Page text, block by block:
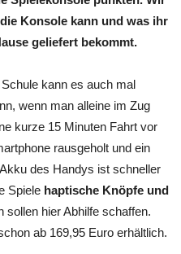
Konsole kann und was ihr
geliefert bekommt.
kann es auch mal
wenn man alleine im Zug
kurze 15 Minuten Fahrt vor
rausgeholt und ein
des Handys ist schneller
Spiele haptische Knöpfe und
sollen hier Abhilfe schaffen.
ab 169,95 Euro erhältlich.